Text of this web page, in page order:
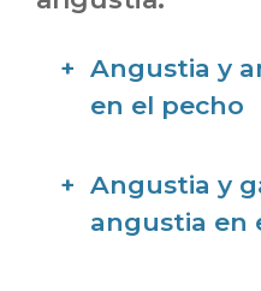
Angustia y
en el pecho
Angustia y
angustia en